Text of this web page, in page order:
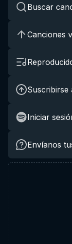
Buscar
Canciones
Suscribirse
Iniciar
Envíanos